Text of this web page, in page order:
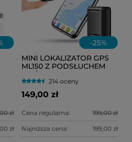
zł
zł
-25%
MINI LOKALIZATOR GPS
ML150 Z PODSŁUCHEM
(HERMETYCZNY) DO
TOREBKI LUB
SAMOCHODU
214 oceny
149,00 zł
Cena regularna: 199,00 zł
Najniższa cena: 199,00 zł